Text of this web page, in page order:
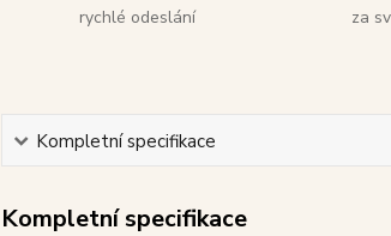
rychlé odeslání
za
Kompletní specifikace
Kompletní specifikace